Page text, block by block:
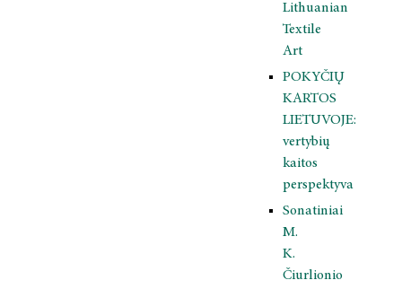
Lithuanian
Textile
Art
POKYČIŲ
KARTOS
LIETUVOJE:
vertybių
kaitos
perspektyva
Sonatiniai
M.
K.
Čiurlionio